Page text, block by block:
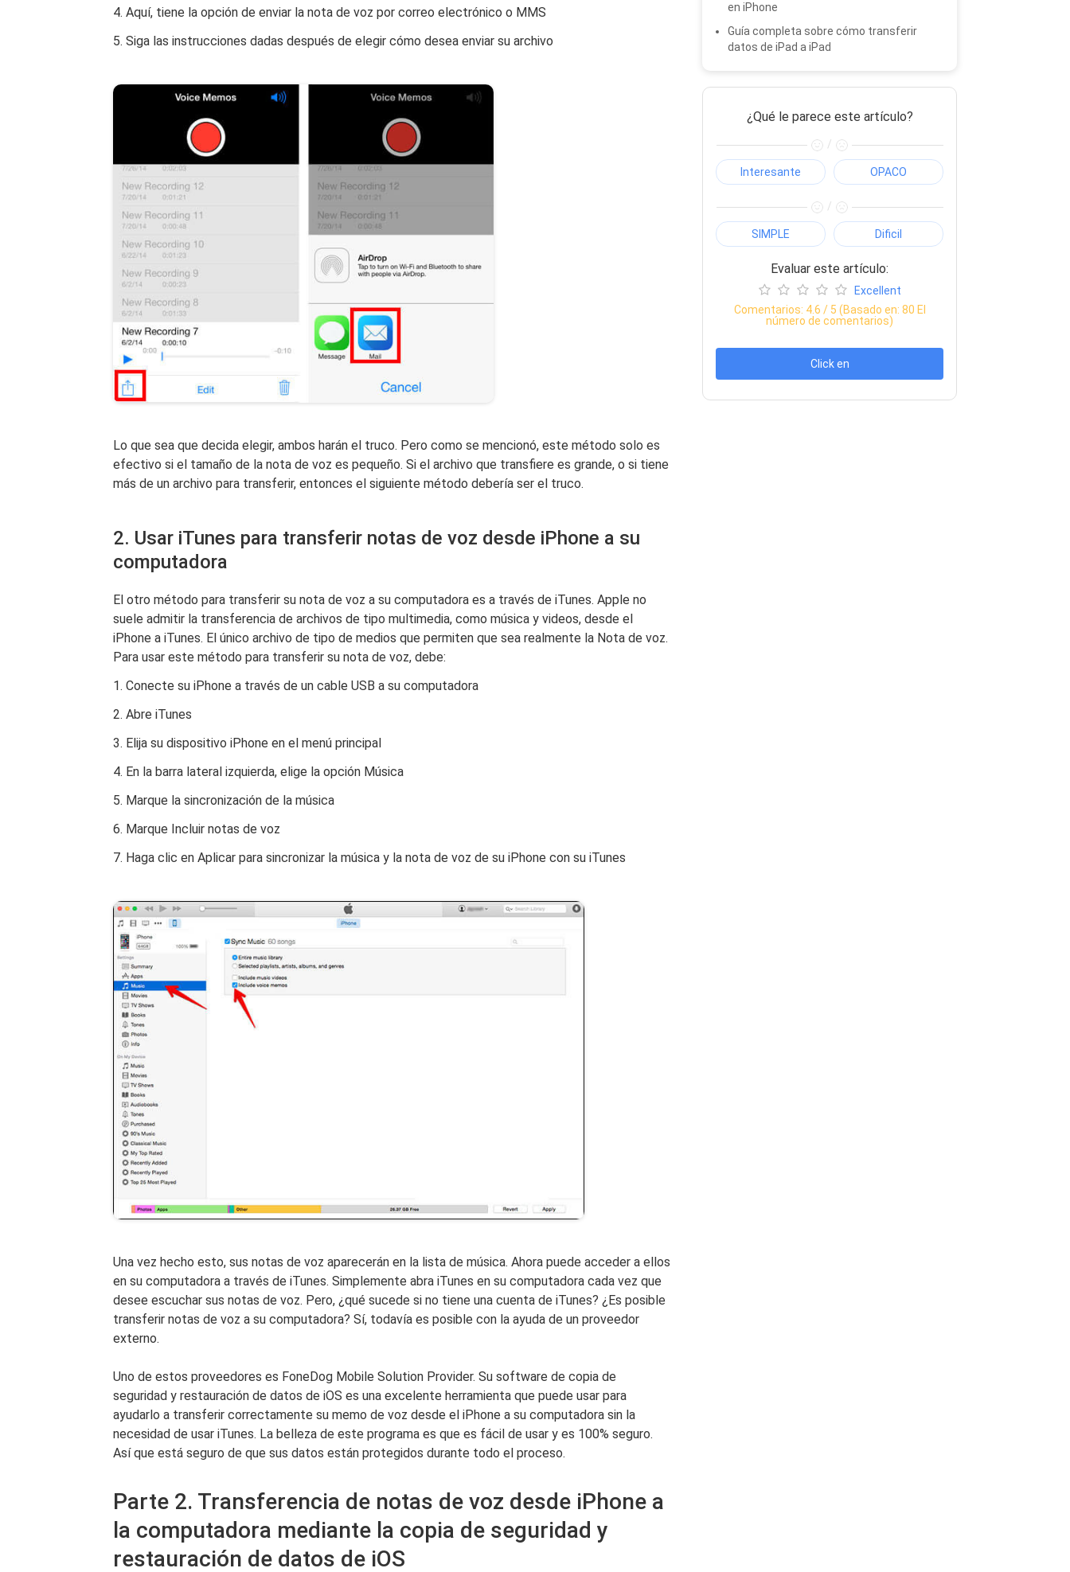
4. Aquí, tiene la opción de enviar la nota de voz por correo electrónico o MMS
5. Siga las instrucciones dadas después de elegir cómo desea enviar su archivo
Lo que sea que decida elegir, ambos harán el truco. Pero como se mencionó, este método solo es
efectivo si el tamaño de la nota de voz es pequeño. Si el archivo que transfiere es grande, o si tiene
más de un archivo para transferir, entonces el siguiente método debería ser el truco.
2. Usar iTunes para transferir notas de voz desde iPhone a su
computadora
El otro método para transferir su nota de voz a su computadora es a través de iTunes. Apple no
suele admitir la transferencia de archivos de tipo multimedia, como música y videos, desde el
iPhone a iTunes. El único archivo de tipo de medios que permiten que sea realmente la Nota de voz.
Para usar este método para transferir su nota de voz, debe:
1. Conecte su iPhone a través de un cable USB a su computadora
2. Abre iTunes
3. Elija su dispositivo iPhone en el menú principal
4. En la barra lateral izquierda, elige la opción Música
5. Marque la sincronización de la música
6. Marque Incluir notas de voz
7. Haga clic en Aplicar para sincronizar la música y la nota de voz de su iPhone con su iTunes
Una vez hecho esto, sus notas de voz aparecerán en la lista de música. Ahora puede acceder a ellos
en su computadora a través de iTunes. Simplemente abra iTunes en su computadora cada vez que
desee escuchar sus notas de voz. Pero, ¿qué sucede si no tiene una cuenta de iTunes? ¿Es posible
transferir notas de voz a su computadora? Sí, todavía es posible con la ayuda de un proveedor
externo.
Uno de estos proveedores es FoneDog Mobile Solution Provider. Su software de copia de
seguridad y restauración de datos de iOS es una excelente herramienta que puede usar para
ayudarlo a transferir correctamente su memo de voz desde el iPhone a su computadora sin la
necesidad de usar iTunes. La belleza de este programa es que es fácil de usar y es 100% seguro.
Así que está seguro de que sus datos están protegidos durante todo el proceso.
Parte 2. Transferencia de notas de voz desde iPhone a
la computadora mediante la copia de seguridad y
restauración de datos de iOS
en iPhone
Guía completa sobre cómo transferir
datos de iPad a iPad
¿Qué le parece este artículo?
/
Interesante OPACO
/
SIMPLE Dificil
Evaluar este artículo:
Excellent
Comentarios: 4.6 / 5 (Basado en: 80 El
número de comentarios)
Click en